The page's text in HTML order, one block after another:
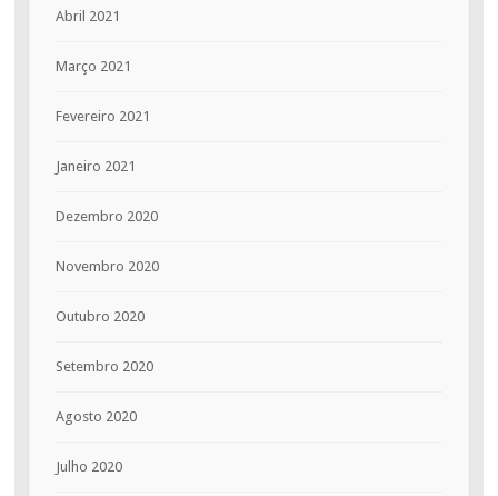
Abril 2021
Março 2021
Fevereiro 2021
Janeiro 2021
Dezembro 2020
Novembro 2020
Outubro 2020
Setembro 2020
Agosto 2020
Julho 2020